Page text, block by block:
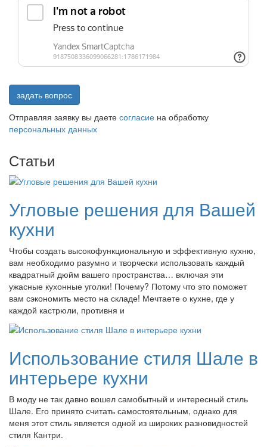
задать вопрос
Отправляя заявку вы даете согласие на обработку
персональных данных
Статьи
Угловые решения для Вашей
кухни
Чтобы создать высокофункциональную и эффективную кухню,
вам необходимо разумно и творчески использовать каждый
квадратный дюйм вашего пространства… включая эти
ужасные кухонные уголки! Почему? Потому что это поможет
вам сэкономить место на складе! Мечтаете о кухне, где у
каждой кастрюли, противня и
Использование стиля Шале в
интерьере кухни
В моду не так давно вошел самобытный и интересный стиль
Шале. Его принято считать самостоятельным, однако для
меня этот стиль является одной из широких разновидностей
стиля Кантри.